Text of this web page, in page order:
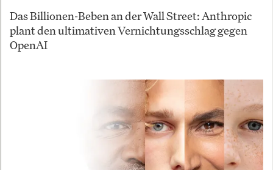
Das Billionen-Beben an der Wall Street: Anthropic
plant den ultimativen Vernichtungsschlag gegen
OpenAI